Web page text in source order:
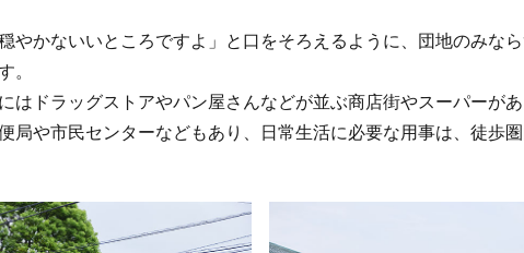
やかないいところですよ」と口をそろえるように、団地のみな
。
はドラッグストアやパン屋さんなどが並ぶ商店街やスーパーが
局や市民センターなどもあり、日常生活に必要な用事は、徒歩